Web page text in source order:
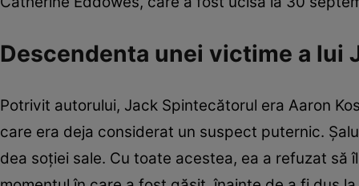
Descendenta unei victime a lui
Potrivit autorului, Jack Spintecătorul era Aaron
care era deja considerat un suspect puternic.
dea soției sale. Cu toate acestea, ea a refuzat